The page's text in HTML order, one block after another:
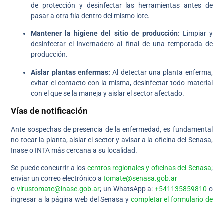
de protección y desinfectar las herramientas antes de
pasar a otra fila dentro del mismo lote.
Mantener la higiene del sitio de producción: Limpiar y
desinfectar el invernadero al final de una temporada de
producción.
Aislar plantas enfermas: Al detectar una planta enferma,
evitar el contacto con la misma, desinfectar todo material
con el que se la maneja y aislar el sector afectado.
Vías de notificación
Ante sospechas de presencia de la enfermedad, es fundamental
no tocar la planta, aislar el sector y avisar a la oficina del Senasa,
Inase o INTA más cercana a su localidad.
Se puede concurrir a los centros regionales y oficinas del Senasa;
enviar un correo electrónico atomate@senasa.gob.ar
ovirustomate@inase.gob.ar; un WhatsApp a: +541135859810 o
ingresar a la página web del Senasa y completar el formulario de